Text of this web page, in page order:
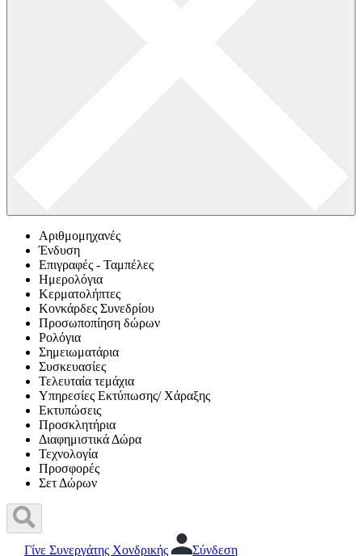
Αριθμομηχανές
Ένδυση
Επιγραφές - Ταμπέλες
Ημερολόγια
Κερματολήπτες
Κονκάρδες Συνεδρίου
Προσωποπίηση δώρων
Ρολόγια
Σημειωματάρια
Συσκευασίες
Τελευταία τεμάχια
Υπηρεσίες Εκτύπωσης/ Χάραξης
Εκτυπώσεις
Προσκλητήρια
Διαφημιστικά Δώρα
Τεχνολογία
Προσφορές
Σετ Δώρων
Γίνε Συνεργάτης Χονδρικής Σύνδεση